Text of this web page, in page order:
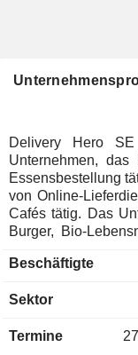
Delivery Hero
Unternehmen,
Essensbestellung
von Online-
Cafés tätig. Das
Burger, Bio-
PedidosYa,
Unternehmen ist
und Amerika. Die
Beschäftigte
Sektor
Termine